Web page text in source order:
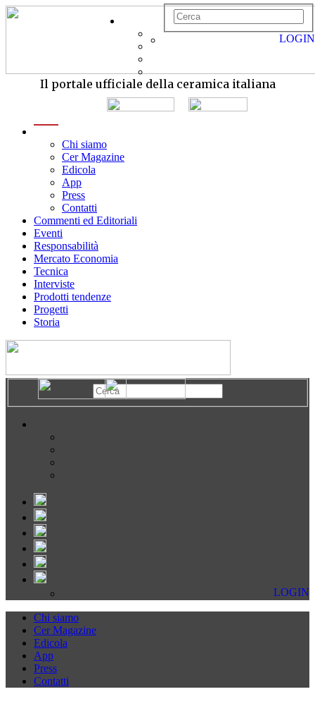
Il portale ufficiale della ceramica italiana
Chi siamo
Cer Magazine
Edicola
App
Press
Contatti
Commenti ed Editoriali
Eventi
Responsabilità
Mercato Economia
Tecnica
Interviste
Prodotti tendenze
Progetti
Storia
LOGIN
LOGIN
Chi siamo
Cer Magazine
Edicola
App
Press
Contatti